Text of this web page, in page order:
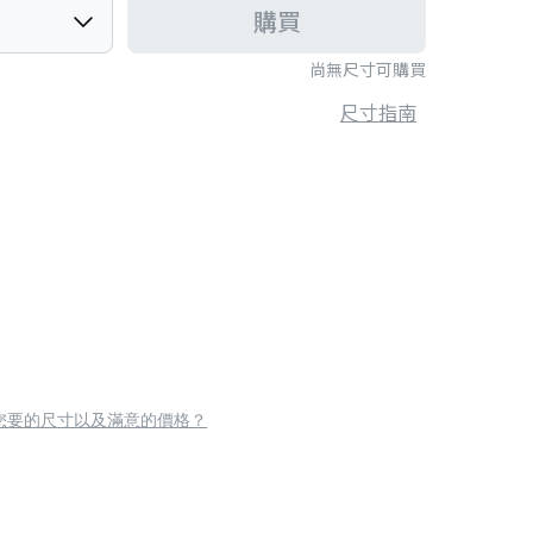
尚無尺寸可購買
購買
尺寸指南
要的尺寸以及滿意的價格？